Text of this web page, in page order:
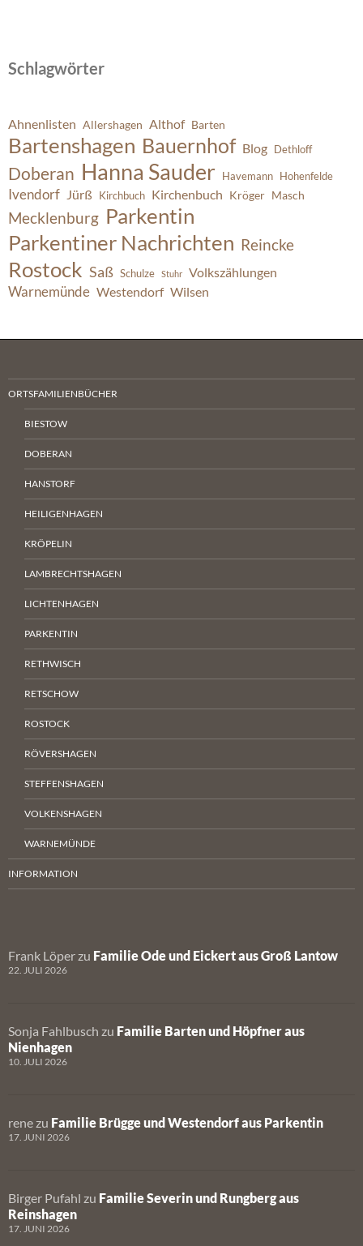
Schlagwörter
Ahnenlisten Allershagen Althof Barten
Bartenshagen Bauernhof Blog Dethloff
Doberan Hanna Sauder Havemann Hohenfelde
Ivendorf Jürß Kirchbuch Kirchenbuch Kröger Masch
Mecklenburg Parkentin
Parkentiner Nachrichten Reincke
Rostock Saß Schulze Stuhr Volkszählungen
Warnemünde Westendorf Wilsen
ORTSFAMILIENBÜCHER
BIESTOW
DOBERAN
HANSTORF
HEILIGENHAGEN
KRÖPELIN
LAMBRECHTSHAGEN
LICHTENHAGEN
PARKENTIN
RETHWISCH
RETSCHOW
ROSTOCK
RÖVERSHAGEN
STEFFENSHAGEN
VOLKENSHAGEN
WARNEMÜNDE
INFORMATION
Frank Löper zu Familie Ode und Eickert aus Groß Lantow
22. JULI 2026
Sonja Fahlbusch zu Familie Barten und Höpfner aus
Nienhagen
10. JULI 2026
rene zu Familie Brügge und Westendorf aus Parkentin
17. JUNI 2026
Birger Pufahl zu Familie Severin und Rungberg aus
Reinshagen
17. JUNI 2026